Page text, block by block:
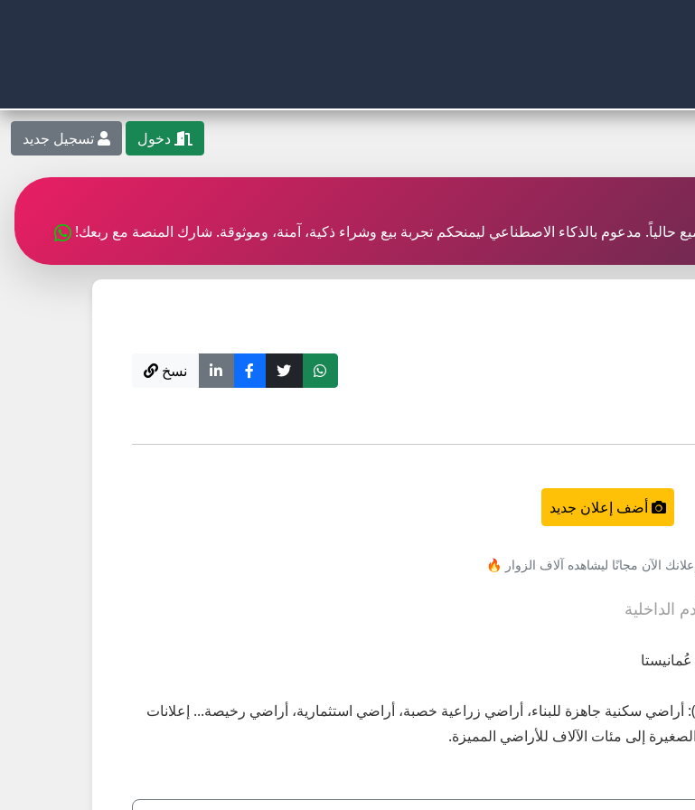
دخول تسجيل جديد
حالياً. مدعوم بالذكاء الاصطناعي ليمنحكم تجربة بيع وشراء ذكية، آمنة، وموثوقة. شارك المنصة مع ربعك!
نسخ
أضف إعلان جديد
الآن مجانًا ليشاهده آلاف الزوار 🔥
أراضي سكنية جاهزة للبناء، أراضي زراعية خصبة، أراضي استثمارية، أراضي رخيصة... إعلانات